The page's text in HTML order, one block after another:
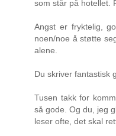
som står på hotellet.
Angst er fryktelig,
noen/noe å støtte
alene.
Du skriver fantastisk
Tusen takk for
så gode. Og du, jeg
leser ofte, det skal